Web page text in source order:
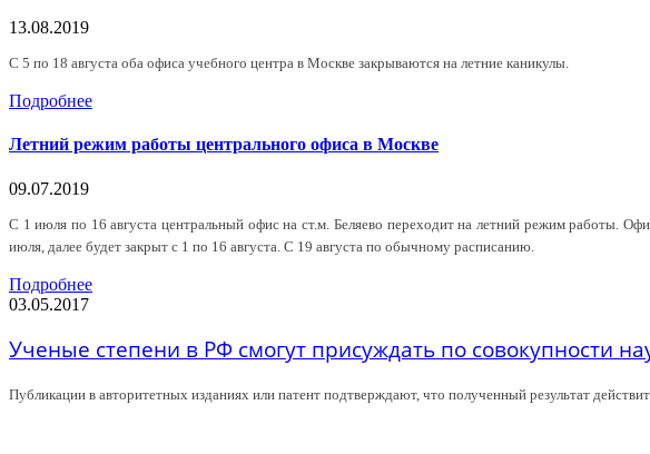
13.08.2019
С 5 по 18 августа оба офиса учебного центра в Москве закрываются на летние каникулы.
Подробнее
Летний режим работы центрального офиса в Москве
09.07.2019
С 1 июля по 16 августа центральный офис на ст.м. Беляево переходит на летний режим работы.
июля, далее будет закрыт с 1 по 16 августа. С 19 августа по обычному расписанию.
Подробнее
03.05.2017
Ученые степени в РФ смогут присуждать по совокупности
Публикации в авторитетных изданиях или патент подтверждают, что полученный результат